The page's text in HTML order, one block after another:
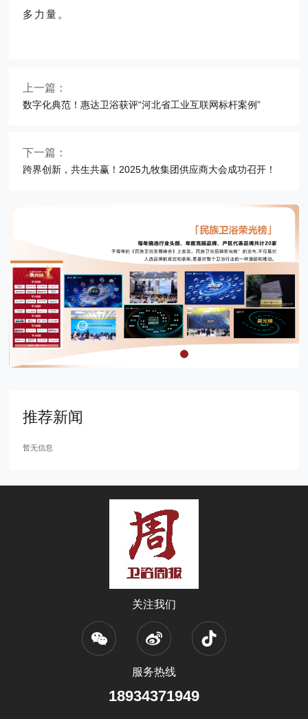
多力量。
上一篇：
数字化典范！惠达卫浴获评“河北省工业互联网标杆案例”
下一篇：
跨界创新，共生共赢！2025九牧集团供应商大会成功召开！
推荐新闻
暂无信息
关注我们
服务热线
18934371949